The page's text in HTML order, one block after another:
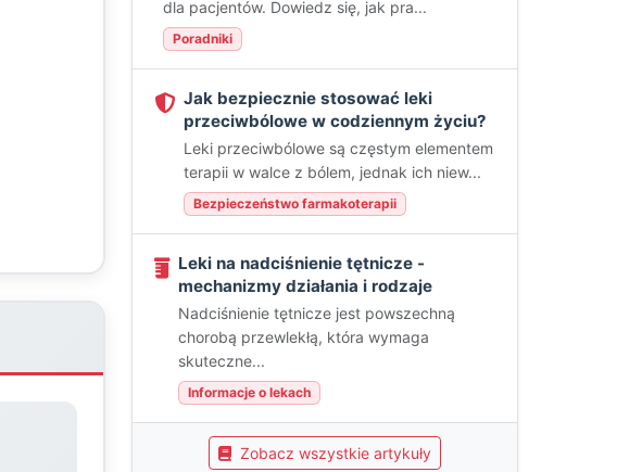
dla pacjentów. Dowiedz się, jak pra...
Poradniki
Jak bezpiecznie stosować leki
przeciwbólowe w codziennym życiu?
Leki przeciwbólowe są częstym elementem
terapii w walce z bólem, jednak ich niew...
Bezpieczeństwo farmakoterapii
Leki na nadciśnienie tętnicze -
mechanizmy działania i rodzaje
Nadciśnienie tętnicze jest powszechną
chorobą przewlekłą, która wymaga
skuteczne...
Informacje o lekach
Zobacz wszystkie artykuły